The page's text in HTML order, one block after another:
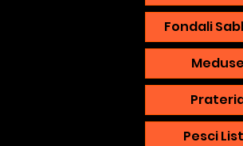
Fondali
Meduse
Pesci